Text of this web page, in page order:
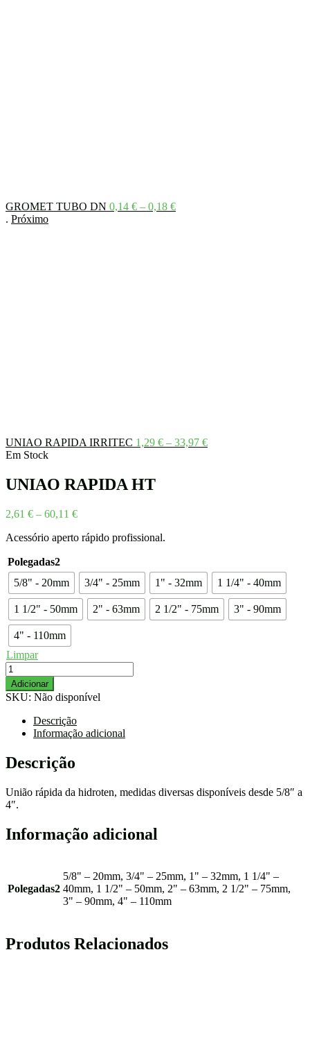
GROMET TUBO DN 0,14 € – 0,18 €Price
. Próximo
UNIAO RAPIDA IRRITEC 1,29 € – 33,97 €Price
Em Stock
UNIAO RAPIDA HT
2,61 € – 60,11 €Price
2,61 €
Acessório aperto rápido profissional.
Polegadas2
5/8" - 20mm
3/4" - 25mm 1" - 32mm 1 1/4" - 40mm
1 1/2" - 50mm 2" - 63mm 2 1/2" - 75mm 3" - 90mm
4" - 110mm
Limpar
Quantidade
de
UNIAO
RAPIDA
Adicionar
SKU: Não disponível
Descrição
Informação adicional
Descrição
União rápida da hidroten, medidas diversas disponíveis desde 5/8″ a
4″.
Informação adicional
Polegadas2
5/8" – 20mm, 3/4" – 25mm, 1" – 32mm, 1 1/4" –
40mm, 1 1/2" – 50mm, 2" – 63mm, 2 1/2" – 75mm,
3" – 90mm, 4" – 110mm
Produtos Relacionados